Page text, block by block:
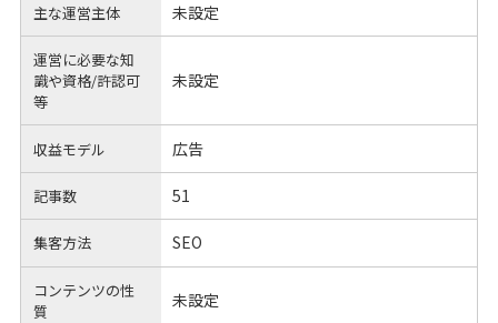
主な運営主体 未設定
運営に必要な知
識や資格/許認可
等
未設定
収益モデル 広告
記事数 51
集客方法 SEO
コンテンツの性
質
未設定